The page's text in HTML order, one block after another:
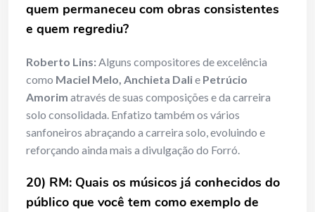
quem permaneceu com obras consistentes
e quem regrediu?
Roberto Lins:Alguns compositores de excelência
como Maciel Melo, Anchieta Dalie Petrúcio
Amorim através de suas composições e da carreira
solo consolidada. Enfatizo também os vários
sanfoneiros abraçando a carreira solo, evoluindo e
reforçando ainda mais a divulgação do Forró.
20) RM: Quais os músicos já conhecidos do
público que você tem como exemplo de